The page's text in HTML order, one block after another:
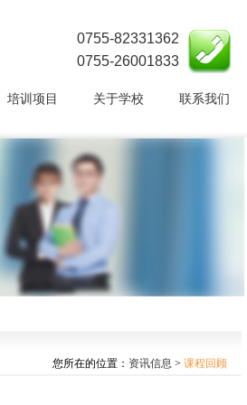
0755-82331362
0755-26001833
培训项目 关于学校 联系我们
您所在的位置： 资讯信息 > 课程回顾